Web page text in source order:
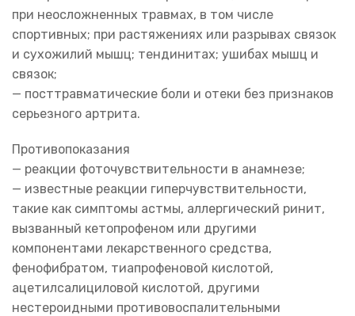
при неосложненных травмах, в том числе
спортивных; при растяжениях или разрывах связок
и сухожилий мышц; тендинитах; ушибах мышц и
связок;
— посттравматические боли и отеки без признаков
серьезного артрита.
Противопоказания
— реакции фоточувствительности в анамнезе;
— известные реакции гиперчувствительности,
такие как симптомы астмы, аллергический ринит,
вызванный кетопрофеном или другими
компонентами лекарственного средства,
фенофибратом, тиапрофеновой кислотой,
ацетилсалициловой кислотой, другими
нестероидными противовоспалительными